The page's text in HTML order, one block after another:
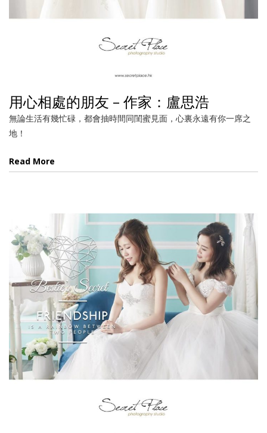
用心相處的朋友 – 作家：盧思浩
無論生活有幾忙碌，都會抽時間同閨蜜見面，心裏永遠有你一席之
地！
Read More